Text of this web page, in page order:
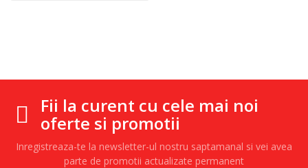
Fii la curent cu cele mai noi
oferte si promotii
Inregistreaza-te la newsletter-ul nostru saptamanal si vei avea
parte de promotii actualizate permanent